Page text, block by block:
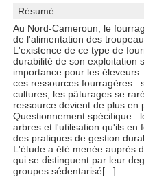
Résumé :
Au Nord-Cameroun, le
de l'alimentation des
L'existence de ce type de
durabilité de son exploitation
importance pour les
ces ressources fourragères :
cultures, les pâturages se
ressource devient de plus en
Questionnement spécifique :
arbres et l'utilisation qu'ils en
des pratiques de gestion
L'étude a été menée auprès
qui se distinguent par leur
groupes sédentarisé[...]